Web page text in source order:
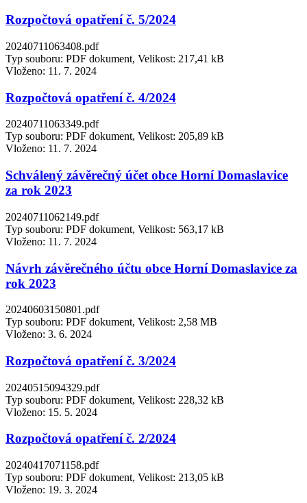
Rozpočtová opatření č. 5/2024
20240711063408.pdf
Typ souboru: PDF dokument, Velikost: 217,41 kB
Vloženo: 11. 7. 2024
Rozpočtová opatření č. 4/2024
20240711063349.pdf
Typ souboru: PDF dokument, Velikost: 205,89 kB
Vloženo: 11. 7. 2024
Schválený závěrečný účet obce Horní Domaslavice
za rok 2023
20240711062149.pdf
Typ souboru: PDF dokument, Velikost: 563,17 kB
Vloženo: 11. 7. 2024
Návrh závěrečného účtu obce Horní Domaslavice za
rok 2023
20240603150801.pdf
Typ souboru: PDF dokument, Velikost: 2,58 MB
Vloženo: 3. 6. 2024
Rozpočtová opatření č. 3/2024
20240515094329.pdf
Typ souboru: PDF dokument, Velikost: 228,32 kB
Vloženo: 15. 5. 2024
Rozpočtová opatření č. 2/2024
20240417071158.pdf
Typ souboru: PDF dokument, Velikost: 213,05 kB
Vloženo: 19. 3. 2024